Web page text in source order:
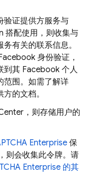
验证提供方服务与
搭配使用，则收集与
有关的联系信息。
身份验证，
到其 Facebook 个人
范围。如需了解详
的文档。
，则存储用户的
Enterprise 保
则会收集此令牌。请
Enterprise 的其